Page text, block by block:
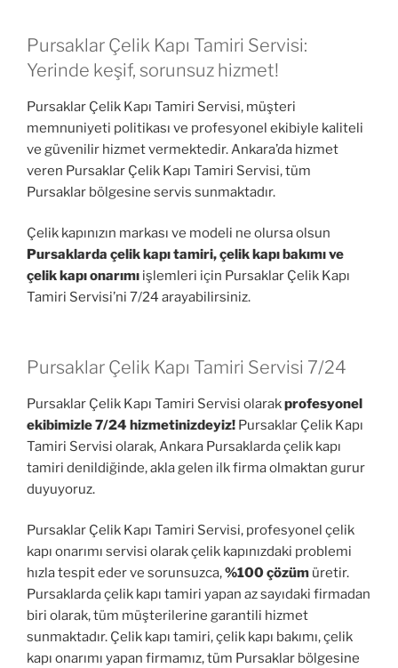
Pursaklar Çelik Kapı Tamiri Servisi:
Yerinde keşif, sorunsuz hizmet!
Pursaklar Çelik Kapı Tamiri Servisi, müşteri
memnuniyeti politikası ve profesyonel ekibiyle kaliteli
ve güvenilir hizmet vermektedir. Ankara’da hizmet
veren Pursaklar Çelik Kapı Tamiri Servisi, tüm
Pursaklar bölgesine servis sunmaktadır.
Çelik kapınızın markası ve modeli ne olursa olsun
Pursaklarda çelik kapı tamiri, çelik kapı bakımı ve
çelik kapı onarımı işlemleri için Pursaklar Çelik Kapı
Tamiri Servisi’ni 7/24 arayabilirsiniz.
Pursaklar Çelik Kapı Tamiri Servisi 7/24
Pursaklar Çelik Kapı Tamiri Servisi olarakprofesyonel
ekibimizle 7/24 hizmetinizdeyiz! Pursaklar Çelik Kapı
Tamiri Servisi olarak, Ankara Pursaklarda çelik kapı
tamiri denildiğinde, akla gelen ilk firma olmaktan gurur
duyuyoruz.
Pursaklar Çelik Kapı Tamiri Servisi, profesyonel çelik
kapı onarımı servisi olarak çelik kapınızdaki problemi
hızla tespit eder ve sorunsuzca,%100 çözüm üretir.
Pursaklarda çelik kapı tamiri yapan az sayıdaki firmadan
biri olarak, tüm müşterilerine garantili hizmet
sunmaktadır. Çelik kapı tamiri, çelik kapı bakımı, çelik
kapı onarımı yapan firmamız, tüm Pursaklar bölgesine